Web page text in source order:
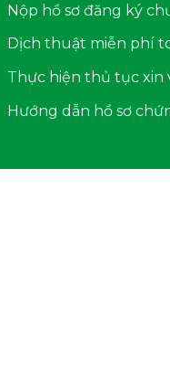
Nộp hồ sơ đăng ký
Dịch thuật miễn phí
Thực hiện thủ tục xin
Hướng dẫn hồ sơ